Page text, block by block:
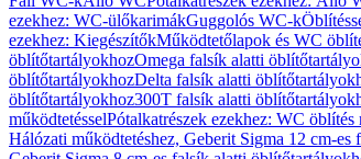
ezekhez: WC-ülőkarimákGuggolós WC-k
ezekhez: KiegészítőkMűködtetőlapok és WC
öblítőtartályokhozOmega falsík alatti
öblítőtartályokhozDelta falsík alatti
öblítőtartályokhoz300T falsík alatti
működtetésselPótalkatrészek ezekhez: WC
Hálózati működtetéshez, Geberit Sigma 12 cm-